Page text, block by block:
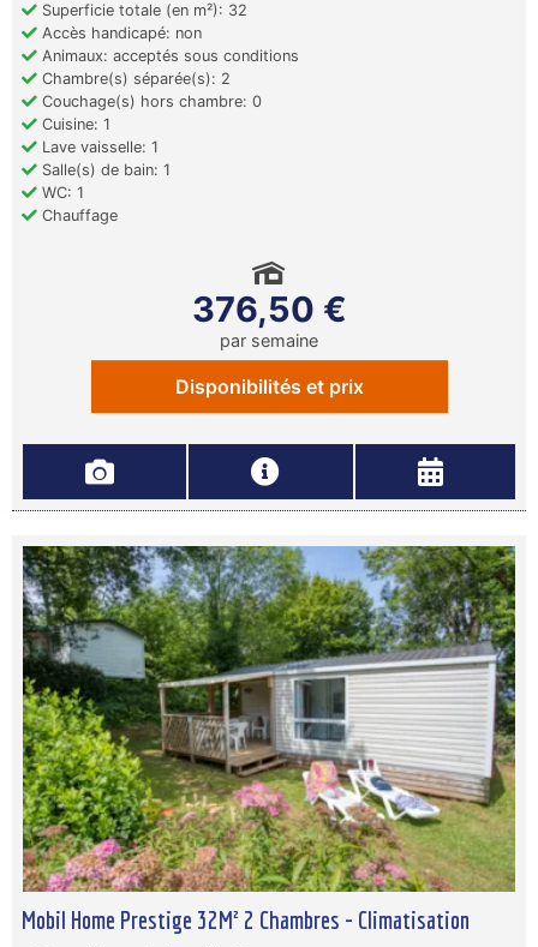
Superficie totale (en m²): 32
Accès handicapé: non
Animaux: acceptés sous conditions
Chambre(s) séparée(s): 2
Couchage(s) hors chambre: 0
Cuisine: 1
Lave vaisselle: 1
Salle(s) de bain: 1
WC: 1
Chauffage
376,50 €
par semaine
Disponibilités et prix
Mobil Home Prestige 32M² 2 Chambres - Climatisation